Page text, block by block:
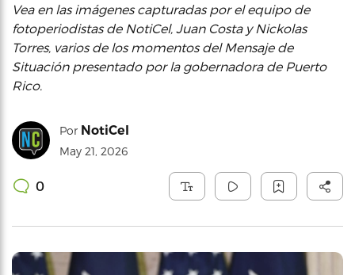
Vea en las imágenes capturadas por el equipo de
fotoperiodistas de NotiCel, Juan Costa y Nickolas
Torres, varios de los momentos del Mensaje de
Situación presentado por la gobernadora de Puerto
Rico.
Por NotiCel
May 21, 2026
0